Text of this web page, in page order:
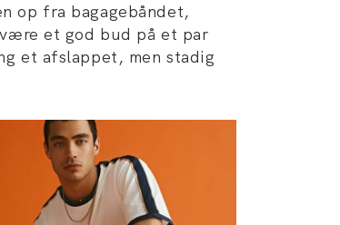
op fra bagagebåndet,
et god bud på et par
et afslappet, men stadig